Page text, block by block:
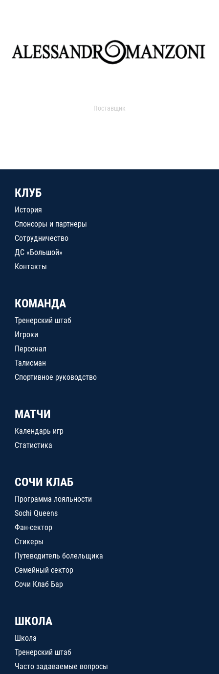
Поставщик
КЛУБ
История
Спонсоры и партнеры
Сотрудничество
ДС «Большой»
Контакты
КОМАНДА
Тренерский штаб
Игроки
Персонал
Талисман
Спортивное руководство
МАТЧИ
Календарь игр
Статистика
СОЧИ КЛАБ
Программа лояльности
Sochi Queens
Фан-сектор
Стикеры
Путеводитель болельщика
Семейный сектор
Сочи Клаб Бар
ШКОЛА
Школа
Тренерский штаб
Часто задаваемые вопросы